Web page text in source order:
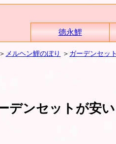
徳永鯉
＞ メルヘン鯉のぼり ＞ ガーデンセット
デンセットが安